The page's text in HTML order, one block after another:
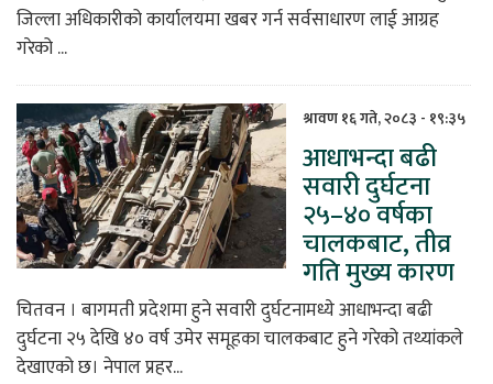
जिल्ला अधिकारीको कार्यालयमा खबर गर्न सर्वसाधारण लाई आग्रह
गरेको ...
श्रावण १६ गते, २०८३ - १९:३५
आधाभन्दा बढी
सवारी दुर्घटना
२५–४० वर्षका
चालकबाट, तीव्र
गति मुख्य कारण
चितवन । बागमती प्रदेशमा हुने सवारी दुर्घटनामध्ये आधाभन्दा बढी
दुर्घटना २५ देखि ४० वर्ष उमेर समूहका चालकबाट हुने गरेको तथ्यांकले
देखाएको छ। नेपाल प्रहर...